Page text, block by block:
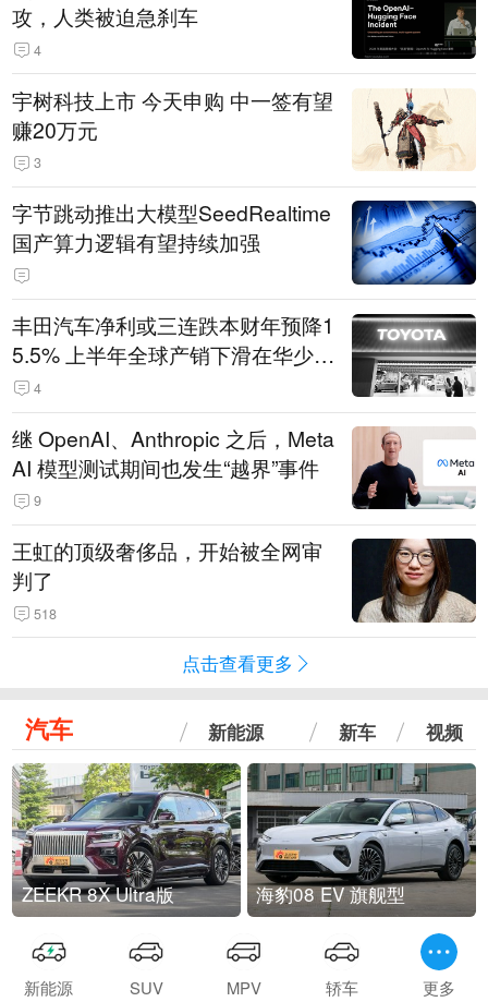
攻，人类被迫急刹车
4
宇树科技上市 今天申购 中一签有望
赚20万元
3
字节跳动推出大模型SeedRealtime
国产算力逻辑有望持续加强
丰田汽车净利或三连跌本财年预降1
5.5% 上半年全球产销下滑在华少卖
14.3万辆
4
继 OpenAI、Anthropic 之后，Meta
AI 模型测试期间也发生“越界”事件
9
王虹的顶级奢侈品，开始被全网审
判了
518
点击查看更多
汽车 新能源 新车 视频
ZEEKR 8X Ultra版 海豹08 EV 旗舰型
新能源 SUV MPV 轿车 更多